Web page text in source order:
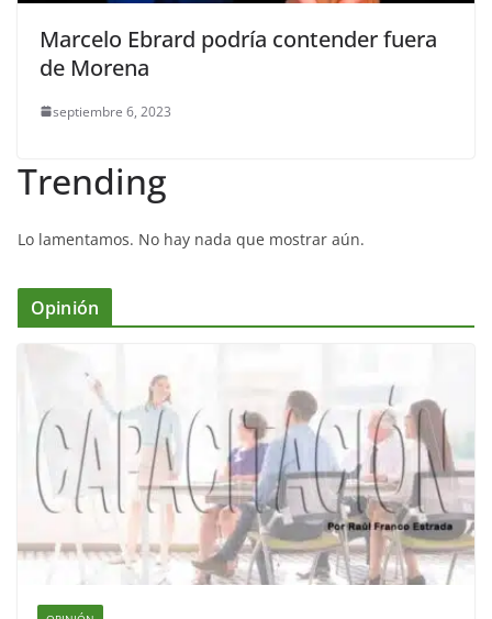
Marcelo Ebrard podría contender fuera
de Morena
septiembre 6, 2023
Trending
Lo lamentamos. No hay nada que mostrar aún.
Opinión